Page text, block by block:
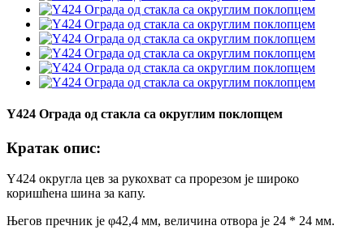
Y424 Ограда од стакла са округлим поклопцем
Кратак опис:
Y424 округла цев за рукохват са прорезом је широко
коришћена шина за капу.
Његов пречник је φ42,4 мм, величина отвора је 24 * 24 мм.